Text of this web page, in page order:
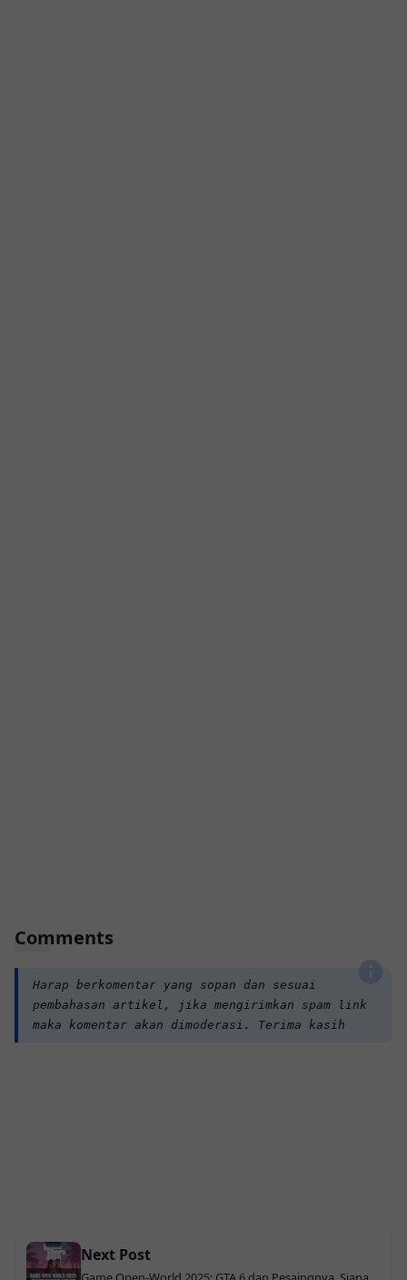
Comments
Harap berkomentar yang sopan dan sesuai
pembahasan artikel, jika mengirimkan spam link
maka komentar akan dimoderasi. Terima kasih
Next Post